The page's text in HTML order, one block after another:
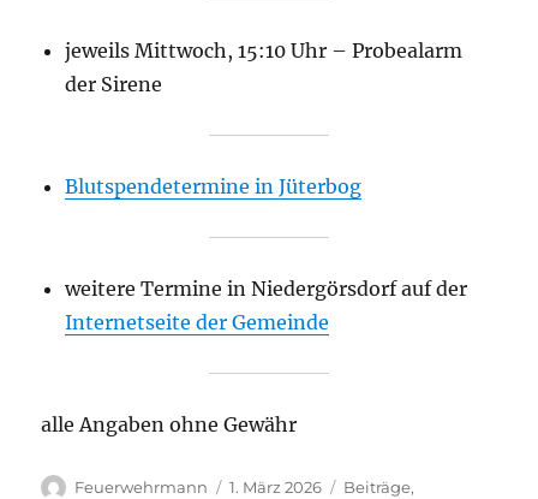
jeweils Mittwoch, 15:10 Uhr – Probealarm
der Sirene
Blutspendetermine in Jüterbog
weitere Termine in Niedergörsdorf auf der
Internetseite der Gemeinde
alle Angaben ohne Gewähr
Autor
Feuerwehrmann
Veröffentlicht
1. März 2026 Kategorien
Beiträge,